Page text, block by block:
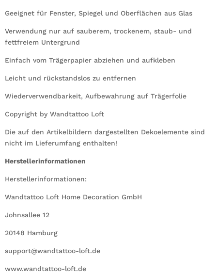
Geeignet für Fenster, Spiegel und Oberflächen aus Glas
Verwendung nur auf sauberem, trockenem, staub- und
fettfreiem Untergrund
Einfach vom Trägerpapier abziehen und aufkleben
Leicht und rückstandslos zu entfernen
Wiederverwendbarkeit, Aufbewahrung auf Trägerfolie
Copyright by Wandtattoo Loft
Die auf den Artikelbildern dargestellten Dekoelemente sind
nicht im Lieferumfang enthalten!
Herstellerinformationen
Herstellerinformationen:
Wandtattoo Loft Home Decoration GmbH
Johnsallee 12
20148 Hamburg
support@wandtattoo-loft.de
www.wandtattoo-loft.de